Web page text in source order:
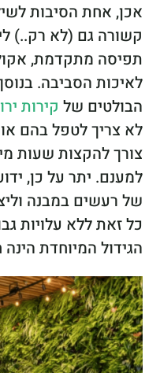
אכן, אחת הסיבות
קשורה גם (לא רק..)
תפיסה מתקדמת,
לאיכות הסביבה.
הבולטים של קירות
לא צריך לטפל בהם
צורך להקצות שעות
למענם. יתר על כן,
של רעשים במבנה
כל זאת ללא עלויות
הגידול המיוחדת